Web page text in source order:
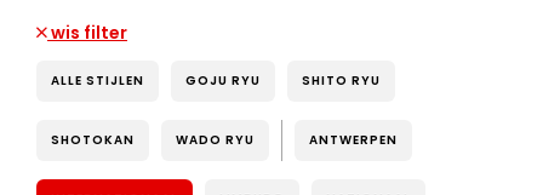
wis filter
ALLE STIJLEN GOJU RYU SHITO RYU
SHOTOKAN WADO RYU ANTWERPEN